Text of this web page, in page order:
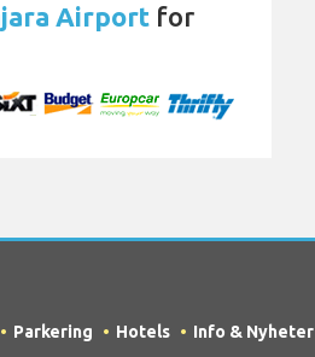
Airport for
Parkering Hotels Info & Nyheter